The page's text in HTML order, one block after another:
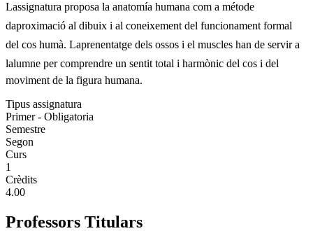
Lassignatura proposa la anatomía humana com a métode
daproximació al dibuix i al coneixement del funcionament formal
del cos humà. Laprenentatge dels ossos i el muscles han de servir a
lalumne per comprendre un sentit total i harmònic del cos i del
moviment de la figura humana.
Tipus assignatura
Primer - Obligatoria
Semestre
Segon
Curs
1
Crèdits
4.00
Professors Titulars